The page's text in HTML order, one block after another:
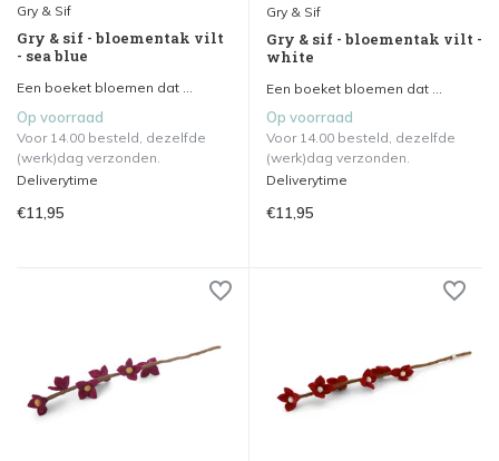
Gry & Sif
Gry & sif - bloementak vilt
- sea blue
Een boeket bloemen dat ...
Op voorraad
Voor 14.00 besteld, dezelfde
(werk)dag verzonden.
Deliverytime
€11,95
Gry & Sif
Gry & sif - bloementak vilt -
white
Een boeket bloemen dat ...
Op voorraad
Voor 14.00 besteld, dezelfde
(werk)dag verzonden.
Deliverytime
€11,95